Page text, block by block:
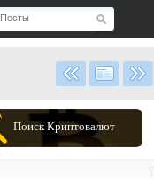
Посты
Поиск Криптовалют